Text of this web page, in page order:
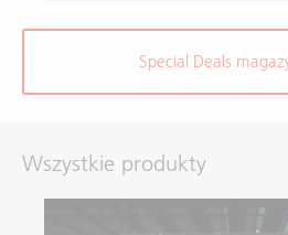
Special Deals
Wszystkie produkty